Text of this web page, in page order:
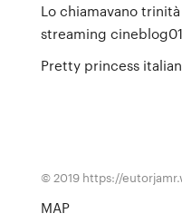
Lo chiamavano trinità
streaming cineblog01
Pretty princess
© 2019 https://
MAP